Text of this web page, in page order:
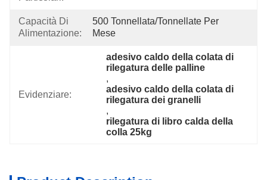
Capacità Di
Alimentazione:
500 Tonnellata/tonnellate Per
Mese
Evidenziare:
adesivo caldo della colata di
rilegatura delle palline
,
adesivo caldo della colata di
rilegatura dei granelli
,
rilegatura di libro calda della
colla 25kg